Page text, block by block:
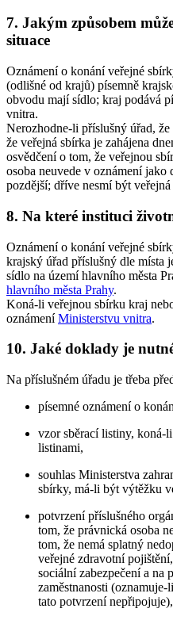
7. Jakým způsobem
situace
Oznámení o konání veřejné
(odlišné od krajů) písemně
obvodu mají sídlo; kraj podává
vnitra.
Nerozhodne-li příslušný úřad,
že veřejná sbírka je zahájena
osvědčení o tom, že veřejnou
osoba neuvede v oznámení
pozdější; dříve nesmí být
8. Na které instituci
Oznámení o konání veřejné
krajský úřad příslušný dle místa
sídlo na území hlavního města
hlavního města Prahy.
Koná-li veřejnou sbírku kraj
oznámeníMinisterstvu vnitra.
10. Jaké doklady je
Na příslušném úřadu je třeba
písemné oznámení o
vzor sběrací listiny, koná-
listinami,
souhlas Ministerstva
sbírky, má-li být výtěžku
potvrzení příslušného
tom, že právnická osoba
tom, že nemá splatný
veřejné zdravotní
sociální zabezpečení a na
zaměstnanosti
tato potvrzení nepřipojuje),